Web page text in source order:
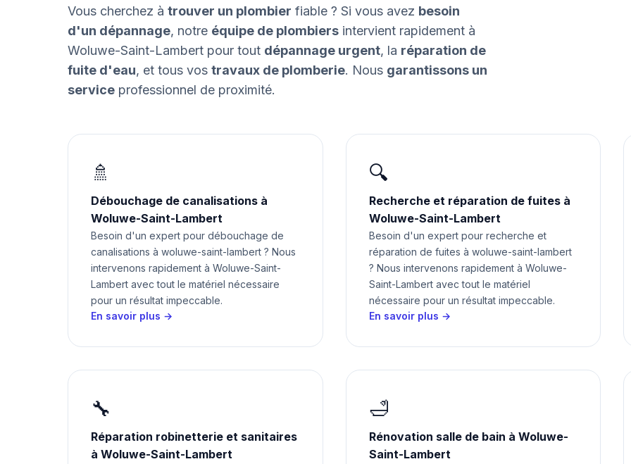
Vous cherchez à trouver un plombier fiable ? Si vous avez besoin
d'un dépannage, notre équipe de plombiers intervient rapidement à
Woluwe-Saint-Lambert pour tout dépannage urgent, la réparation de
fuite d'eau, et tous vos travaux de plomberie. Nous garantissons un
service professionnel de proximité.
🚿
Débouchage de canalisations à
Woluwe-Saint-Lambert
Besoin d'un expert pour débouchage de
canalisations à woluwe-saint-lambert ? Nous
intervenons rapidement à Woluwe-Saint-
Lambert avec tout le matériel nécessaire
pour un résultat impeccable.
En savoir plus →
🔍
Recherche et réparation de fuites à
Woluwe-Saint-Lambert
Besoin d'un expert pour recherche et
réparation de fuites à woluwe-saint-lambert
? Nous intervenons rapidement à Woluwe-
Saint-Lambert avec tout le matériel
nécessaire pour un résultat impeccable.
En savoir plus →
🔧
Réparation robinetterie et sanitaires
à Woluwe-Saint-Lambert
🛁
Rénovation salle de bain à Woluwe-
Saint-Lambert